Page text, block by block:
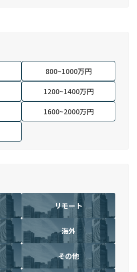
800~1000万円
1200~1400万円
1600~2000万円
リモート
海外
その他